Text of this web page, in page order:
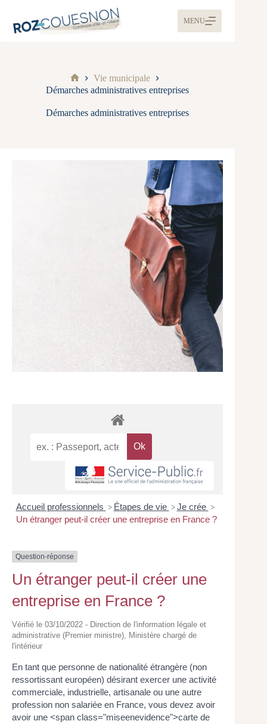
MENU
Vie municipale
Démarches administratives entreprises
Démarches administratives entreprises
Accueil professionnels > Étapes de vie > Je crée >
Un étranger peut-il créer une entreprise en France ?
Question-réponse
Un étranger peut-il créer une
entreprise en France ?
Vérifié le 03/10/2022 - Direction de l'information légale et
administrative (Premier ministre), Ministère chargé de
l'intérieur
En tant que personne de nationalité étrangère (non
ressortissant européen) désirant exercer une activité
commerciale, industrielle, artisanale ou une autre
profession non salariée en France, vous devez avoir
avoir une <span class="miseenevidence">carte de